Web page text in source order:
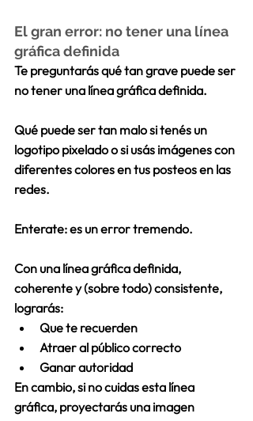
El gran error: no tener una línea
gráfica definida
Te preguntarás qué tan grave puede ser
no tener una línea gráfica definida.
Qué puede ser tan malo si tenés un
logotipo pixelado o si usás imágenes con
diferentes colores en tus posteos en las
redes.
Enterate: es un error tremendo.
Con una línea gráfica definida,
coherente y (sobre todo) consistente,
lograrás:
Que te recuerden
Atraer al público correcto
Ganar autoridad
En cambio, si no cuidas esta línea
gráfica, proyectarás una imagen